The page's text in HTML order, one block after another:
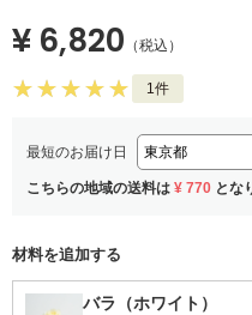
¥ 6,820 （税込）
1件
最短のお届け日
こちらの地域の送料は ¥ 770 とな
材料を追加する
バラ（ホワイト）